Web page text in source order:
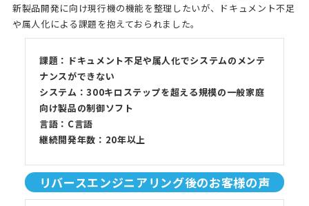
新製品開発に向け現行機の機能を整理したいが、ドキュメント不足
や属人化による課題を抱えておられました。
課題：ドキュメント不足や属人化でシステムのメンテ
ナンスができない
システム：300キロステップを超える規模の一般家庭
向け製品の制御ソフト
言語：C言語
継続開発年数：20年以上
リバースエンジニアリング後のお客様の声